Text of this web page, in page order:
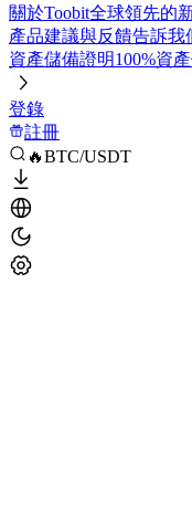
關於Toobit全球領先的
產品建議與反饋告訴我
資產儲備證明100%資
登錄
註冊
🔥BTC/USDT